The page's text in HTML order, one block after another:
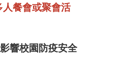
餐會或聚會活
響校園防疫安全